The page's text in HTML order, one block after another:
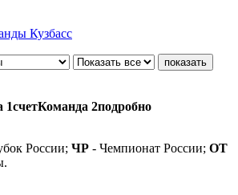
Кузбасс
1счетКоманда 2подробно
России; ЧР - Чемпионат России; ОТ